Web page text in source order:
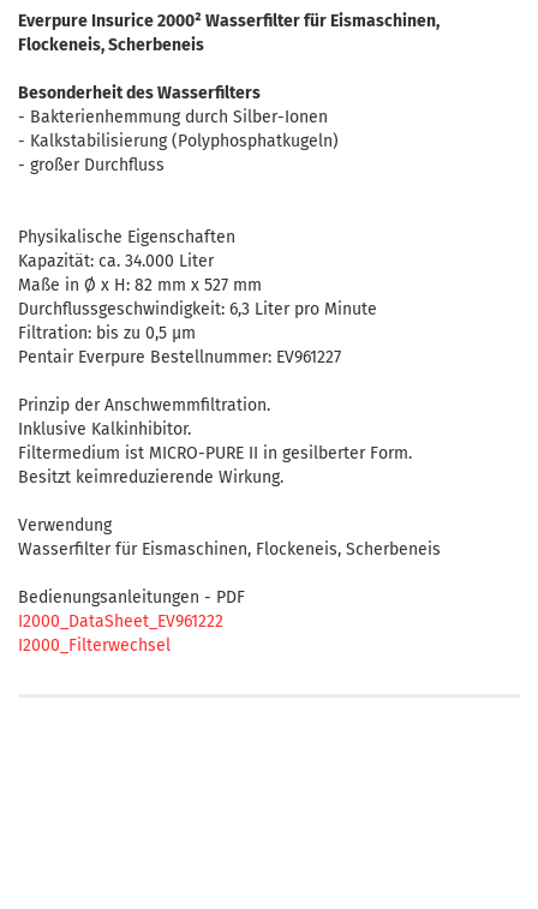
Everpure Insurice 2000² Wasserfilter für Eismaschinen,
Flockeneis, Scherbeneis
Besonderheit des Wasserfilters
- Bakterienhemmung durch Silber-Ionen
- Kalkstabilisierung (Polyphosphatkugeln)
- großer Durchfluss
Physikalische Eigenschaften
Kapazität: ca. 34.000 Liter
Maße in Ø x H: 82 mm x 527 mm
Durchflussgeschwindigkeit: 6,3 Liter pro Minute
Filtration: bis zu 0,5 µm
Pentair Everpure Bestellnummer: EV961227
Prinzip der Anschwemmfiltration.
Inklusive Kalkinhibitor.
Filtermedium ist MICRO-PURE II in gesilberter Form.
Besitzt keimreduzierende Wirkung.
Verwendung
Wasserfilter für Eismaschinen, Flockeneis, Scherbeneis
Bedienungsanleitungen - PDF
I2000_DataSheet_EV961222
I2000_Filterwechsel